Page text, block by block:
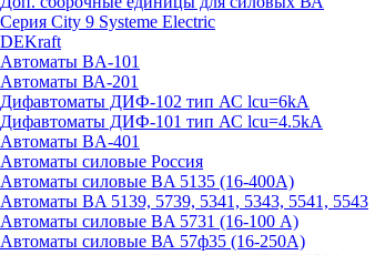
Серия City 9 Systeme Electric
DEKraft
Автоматы BA-101
Автоматы ВА-201
Дифавтоматы ДИФ-102 тип АС lcu=6kA
Дифавтоматы ДИФ-101 тип АС lcu=4.5kA
Автоматы BA-401
Автоматы силовые Россия
Автоматы силовые BA 5135 (16-400А)
Автоматы BA 5139, 5739, 5341, 5343, 5541, 5543
Автоматы силовые BA 5731 (16-100 А)
Автоматы силовые ВА 57ф35 (16-250А)